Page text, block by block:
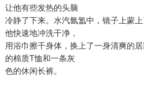
让他有些发热的头脑
冷静了下来。水汽氤氲中，镜子上蒙上
他快速地冲洗干净，
用浴巾擦干身体，换上了一身清爽的
的棉质T恤和一条灰
色的休闲长裤。